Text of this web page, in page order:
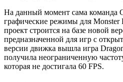
На данный момент сама команда
графические режимы для
проект строится на базе новой
предназначенной для игр с
версии движка вышла игра
получила неограниченную
которая не достигала 60 FPS.